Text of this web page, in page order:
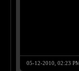
05-12-2010, 02:23